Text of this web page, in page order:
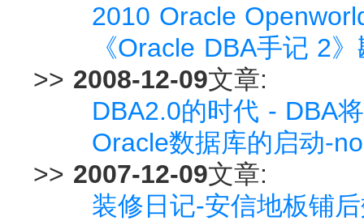
2010 Oracle
《Oracle DBA手记 2
>> 2008-12-09文章:
DBA2.0的时代 - DBA
Oracle数据库的启动-
>> 2007-12-09文章:
装修日记-安信地板铺